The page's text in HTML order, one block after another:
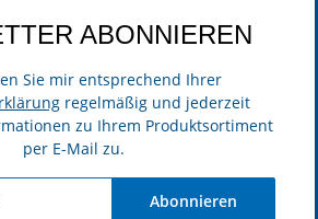
ABONNIEREN
Sie mir entsprechend Ihrer
regelmäßig und jederzeit
zu Ihrem Produktsortiment
per E-Mail zu.
Abonnieren